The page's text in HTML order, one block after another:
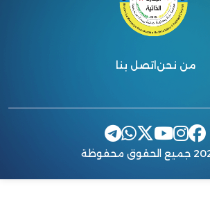
من نحن اتصل بنا